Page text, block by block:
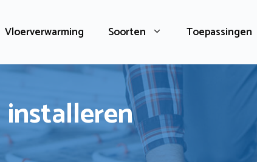
Vloerverwarming Soorten Toepassingen